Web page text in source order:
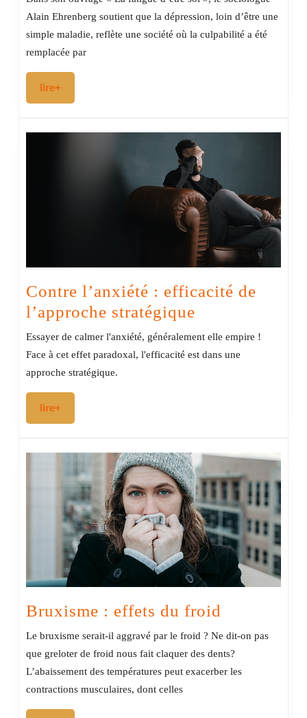
d’être
soi
santé
publique
l’ère
l’individualisme
Alain Ehrenberg soutient que la dépression, loin d’être une
simple maladie, reflète une société où la culpabilité a été
remplacée par
lire+
Contre l’anxiété : efficacité de
l’approche stratégique
l’anxiété
:
Essayer de calmer l'anxiété, généralement elle empire !
Face à cet effet paradoxal, l'efficacité est dans une
approche stratégique.
lire+
Bruxisme : effets du froid
:
effets
du
Le bruxisme serait-il aggravé par le froid ? Ne dit-on pas
que greloter de froid nous fait claquer des dents?
L’abaissement des températures peut exacerber les
contractions musculaires, dont celles